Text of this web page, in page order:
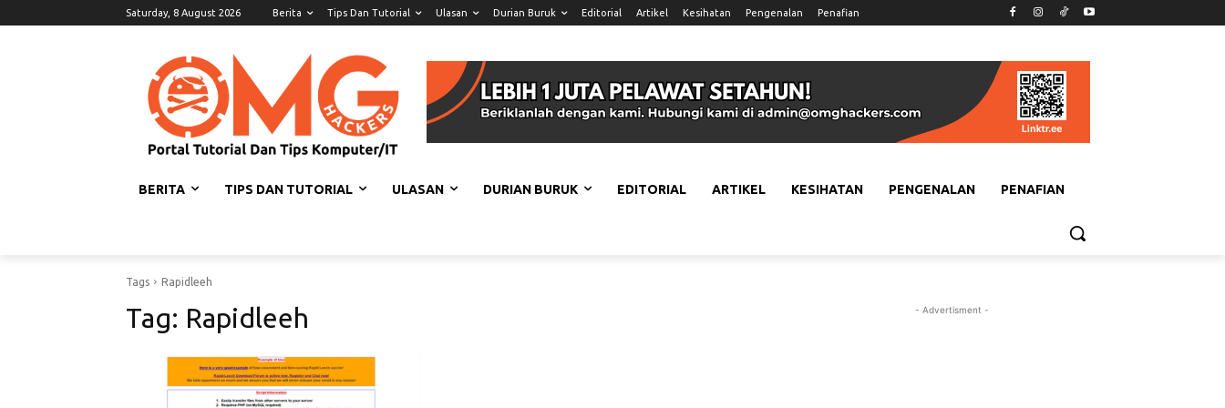
Saturday, 8 August 2026 Berita Tips Dan Tutorial Ulasan Durian Buruk Editorial Artikel Kesihatan Pengenalan Penafian
BERITA TIPS DAN TUTORIAL ULASAN DURIAN BURUK EDITORIAL ARTIKEL KESIHATAN PENGENALAN PENAFIAN
Tags Rapidleeh
Tag: Rapidleeh - Advertisment -